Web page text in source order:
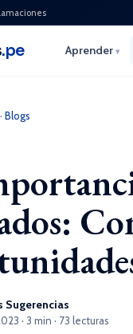
.pe Aprender ▾
· Blogs
Sugerencias
· 3 min · 73 lecturas